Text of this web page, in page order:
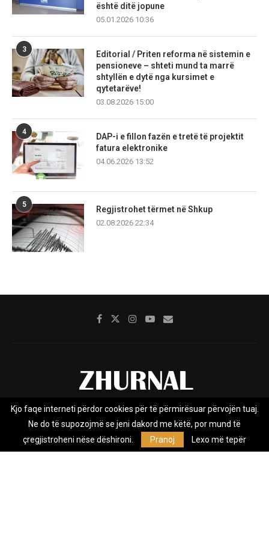
është ditë jopune
05.01.2026 10:36
3
Editorial / Priten reforma në sistemin e
pensioneve – shteti mund ta marrë
shtyllën e dytë nga kursimet e
qytetarëve!
03.08.2026 15:00
4
DAP-i e fillon fazën e tretë të projektit
fatura elektronike
04.06.2026 13:52
5
Regjistrohet tërmet në Shkup
02.08.2026 22:34
Rreth nesh Impresumi Marketing
Kontakt
Privacy Policy
Zhurnal.mk është Agjenci e Lajmeve e pavarur, e themeluar në vitin
Kjo faqe interneti përdor cookies për të përmirësuar përvojën tuaj.
Ne do të supozojmë se jeni dakord me këtë, por mund të
çregjistroheni nëse dëshironi.
Pranoj Lexo më tepër